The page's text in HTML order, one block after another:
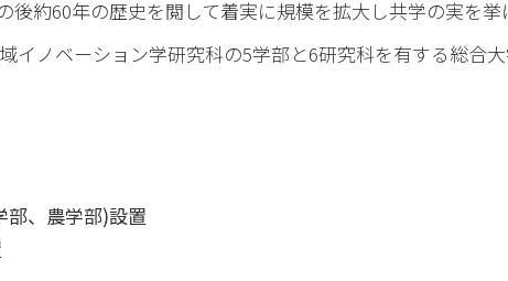
後約60年の歴史を閲して着実に規模を拡大し共学の実を
イノベーション学研究科の5学部と6研究科を有する総合大
部、農学部)設置